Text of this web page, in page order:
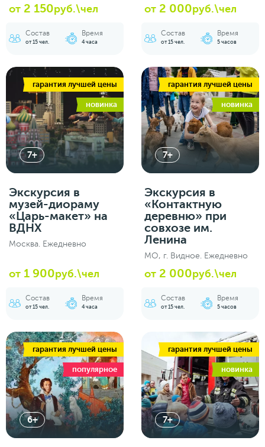
от 2 150руб.\чел
Состав
от 15 чел.
Время
4 часа
от 2 000руб.\чел
Состав
от 15 чел.
Время
5 часов
гарантия лучшей цены
новинка
7+
Экскурсия в
музей-диораму
«Царь-макет» на
ВДНХ
Москва. Ежедневно
от 1 900руб.\чел
Состав
от 15 чел.
Время
4 часа
гарантия лучшей цены
новинка
7+
Экскурсия в
«Контактную
деревню» при
совхозе им.
Ленина
МО, г. Видное. Ежедневно
от 2 000руб.\чел
Состав
от 15 чел.
Время
5 часов
гарантия лучшей цены
популярное
6+
гарантия лучшей цены
новинка
7+